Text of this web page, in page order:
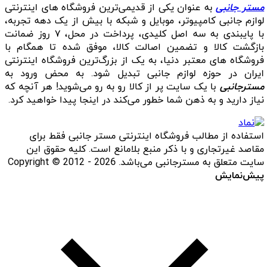
مستر جانبیبه عنوان یکی از قدیمی‌ترین فروشگاه های اینترنتی
لوازم جانبی کامپیوتر، موبایل و شبکه با بیش از یک دهه تجربه،
با پایبندی به سه اصل کلیدی، پرداخت در محل، ۷ روز ضمانت
بازگشت کالا و تضمین اصالت کالا، موفق شده تا همگام با
فروشگاه‌ های معتبر دنیا، به یک از بزرگ‌ترین فروشگاه اینترنتی
ایران در حوزه لوازم جانبی تبدیل شود. به محض ورود به
مسترجانبی با یک سایت پر از کالا رو به رو می‌شوید! هر آنچه که
نیاز دارید و به ذهن شما خطور می‌کند در اینجا پیدا خواهید کرد.
استفاده از مطالب فروشگاه اینترنتی مستر جانبی فقط برای
مقاصد غیرتجاری و با ذکر منبع بلامانع است. کلیه حقوق این
سایت متعلق به مسترجانبی می‌باشد. Copyright © 2012 - 2026
پیش‌نمایش